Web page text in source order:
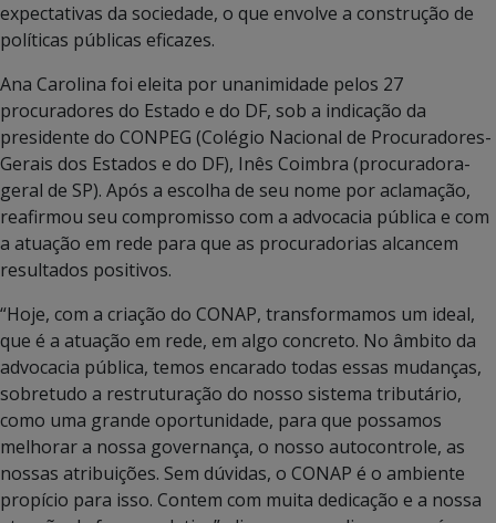
expectativas da sociedade, o que envolve a construção de
políticas públicas eficazes.
Ana Carolina foi eleita por unanimidade pelos 27
procuradores do Estado e do DF, sob a indicação da
presidente do CONPEG (Colégio Nacional de Procuradores-
Gerais dos Estados e do DF), Inês Coimbra (procuradora-
geral de SP). Após a escolha de seu nome por aclamação,
reafirmou seu compromisso com a advocacia pública e com
a atuação em rede para que as procuradorias alcancem
resultados positivos.
“Hoje, com a criação do CONAP, transformamos um ideal,
que é a atuação em rede, em algo concreto. No âmbito da
advocacia pública, temos encarado todas essas mudanças,
sobretudo a restruturação do nosso sistema tributário,
como uma grande oportunidade, para que possamos
melhorar a nossa governança, o nosso autocontrole, as
nossas atribuições. Sem dúvidas, o CONAP é o ambiente
propício para isso. Contem com muita dedicação e a nossa